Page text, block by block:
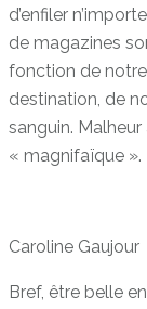
d’enfiler
de magazines
fonction de
destination, de
sanguin. Malheur
« magnifaïque ».
Caroline Gaujour
Bref, être belle